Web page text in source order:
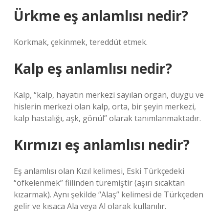
Ürkme eş anlamlısı nedir?
Korkmak, çekinmek, tereddüt etmek.
Kalp eş anlamlısı nedir?
Kalp, “kalp, hayatın merkezi sayılan organ, duygu ve
hislerin merkezi olan kalp, orta, bir şeyin merkezi,
kalp hastalığı, aşk, gönül” olarak tanımlanmaktadır.
Kırmızı eş anlamlısı nedir?
Eş anlamlısı olan Kızıl kelimesi, Eski Türkçedeki
“öfkelenmek” fiilinden türemiştir (aşırı sıcaktan
kızarmak). Aynı şekilde “Alaş” kelimesi de Türkçeden
gelir ve kısaca Ala veya Al olarak kullanılır.